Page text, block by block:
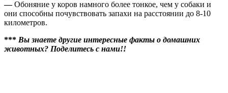
—Обоняние у коров намного более тонкое, чем у собаки и
они способны почувствовать запахи на расстоянии до 8-10
километров.
*** Вы знаете другие интересные факты о домашних
животных? Поделитесь с нами!!